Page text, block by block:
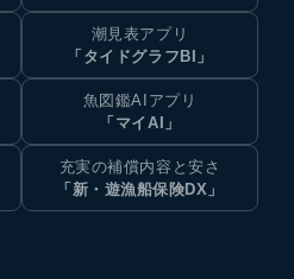
潮見表アプリ
「タイドグラフBI」
魚図鑑AIアプリ
「マイAI」
充実の補償内容と安さ
「新・遊漁船保険DX」